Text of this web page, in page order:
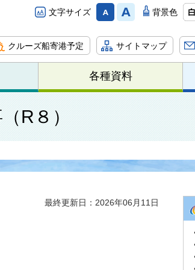
文字サイズ 背景色
クルーズ船寄港予定 サイトマップ
各種資料
R８）
最終更新日：2026年06月11日